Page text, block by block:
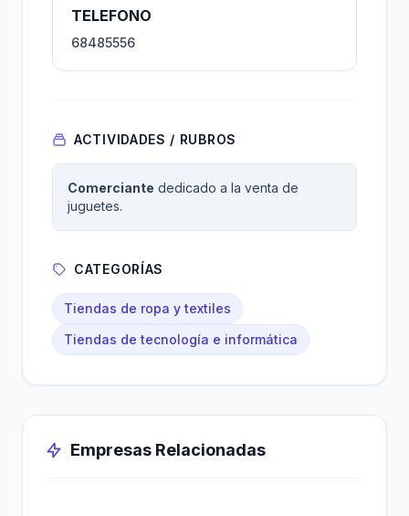
TELEFONO
68485556
ACTIVIDADES / RUBROS
Comerciante dedicado a la venta de
juguetes.
CATEGORÍAS
Tiendas de ropa y textiles
Tiendas de tecnología e informática
Empresas Relacionadas